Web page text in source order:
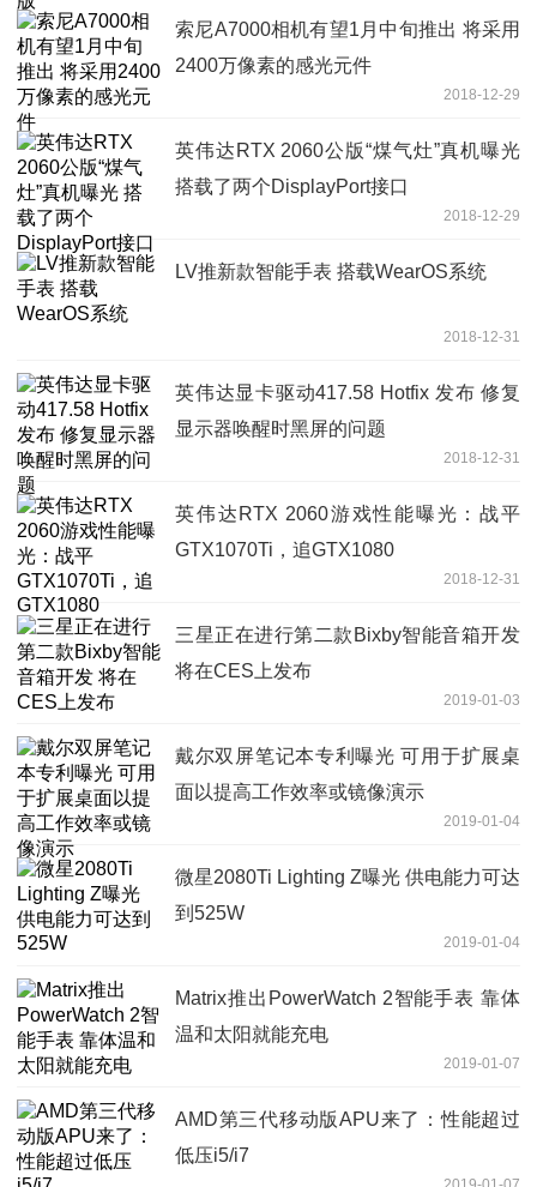
索尼A7000相机有望1月中旬推出 将采用
2400万像素的感光元件
2018-12-29
英伟达RTX 2060公版“煤气灶”真机曝光
搭载了两个DisplayPort接口
2018-12-29
LV推新款智能手表 搭载WearOS系统
2018-12-31
英伟达显卡驱动417.58 Hotfix 发布 修复
显示器唤醒时黑屏的问题
2018-12-31
英伟达RTX 2060游戏性能曝光：战平
GTX1070Ti，追GTX1080
2018-12-31
三星正在进行第二款Bixby智能音箱开发
将在CES上发布
2019-01-03
戴尔双屏笔记本专利曝光 可用于扩展桌
面以提高工作效率或镜像演示
2019-01-04
微星2080Ti Lighting Z曝光 供电能力可达
到525W
2019-01-04
Matrix推出PowerWatch 2智能手表 靠体
温和太阳就能充电
2019-01-07
AMD第三代移动版APU来了：性能超过
低压i5/i7